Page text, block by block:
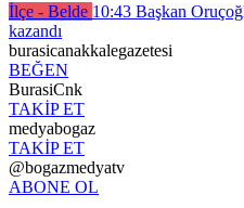
İlçe - Belde 10:43 Başkan
kazandı
burasicanakkalegazetesi
BEĞEN
BurasiCnk
TAKİP ET
medyabogaz
TAKİP ET
@bogazmedyatv
ABONE OL